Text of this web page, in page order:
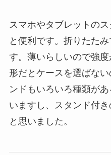
スマホやタブレットの
と便利です。折りたた
す。薄いらしいので強
形だとケースを選ばな
ンドもいろいろ種類が
いますし、スタンド付
と思いました。